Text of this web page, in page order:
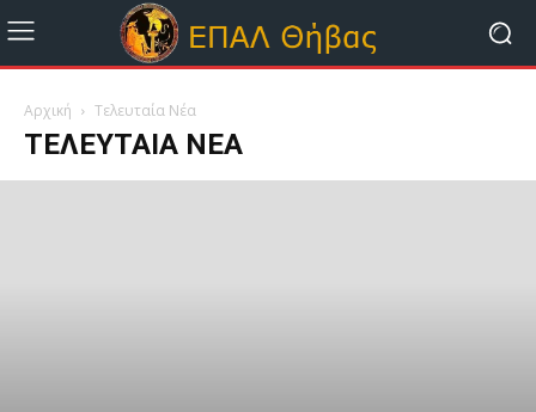
Αρχική Τελευταία Νέα
ΤΕΛΕΥΤΑΊΑ ΝΈΑ